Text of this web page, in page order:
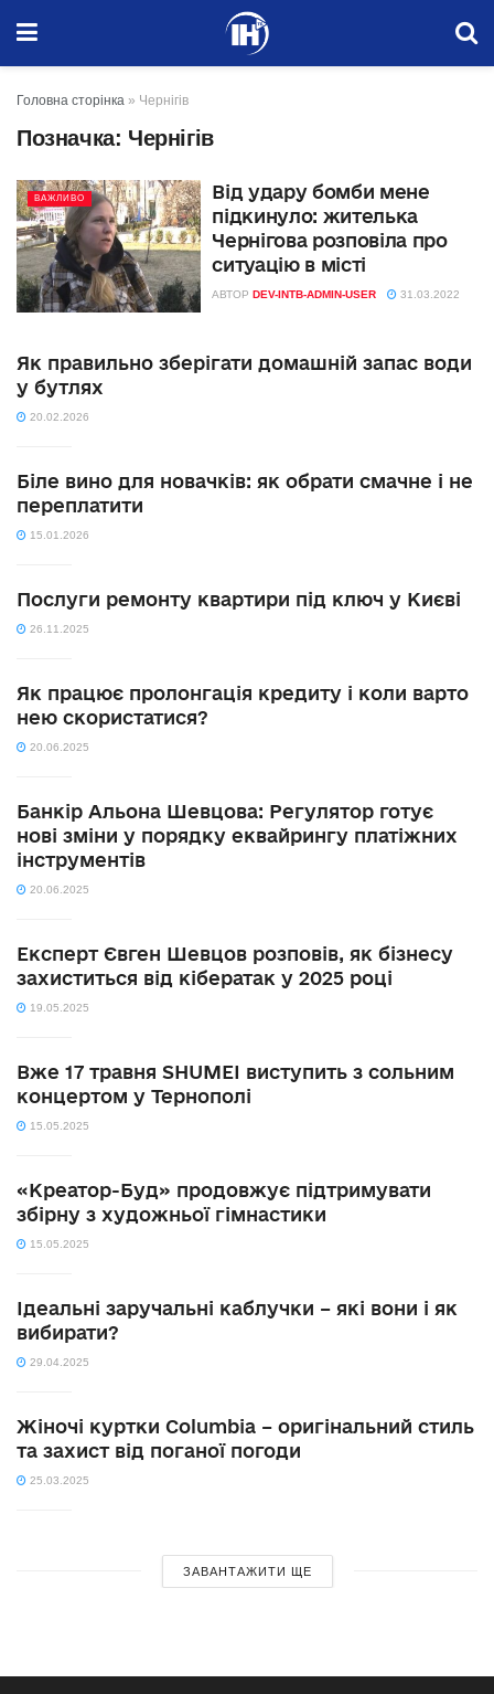
Головна сторінка » Чернігів
Позначка: Чернігів
ВАЖЛИВО
Від удару бомби мене
підкинуло: жителька
Чернігова розповіла про
ситуацію в місті
АВТОР DEV-INTB-ADMIN-USER 31.03.2022
Як правильно зберігати домашній запас води
у бутлях
20.02.2026
Біле вино для новачків: як обрати смачне і не
переплатити
15.01.2026
Послуги ремонту квартири під ключ у Києві
26.11.2025
Як працює пролонгація кредиту і коли варто
нею скористатися?
20.06.2025
Банкір Альона Шевцова: Регулятор готує
нові зміни у порядку еквайрингу платіжних
інструментів
20.06.2025
Експерт Євген Шевцов розповів, як бізнесу
захиститься від кібератак у 2025 році
19.05.2025
Вже 17 травня SHUMEI виступить з сольним
концертом у Тернополі
15.05.2025
«Креатор-Буд» продовжує підтримувати
збірну з художньої гімнастики
15.05.2025
Ідеальні заручальні каблучки – які вони і як
вибирати?
29.04.2025
Жіночі куртки Columbia – оригінальний стиль
та захист від поганої погоди
25.03.2025
ЗАВАНТАЖИТИ ЩЕ